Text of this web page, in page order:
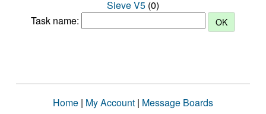
Sieve V5 (0)
Task name:
Home | My Account | Message Boards